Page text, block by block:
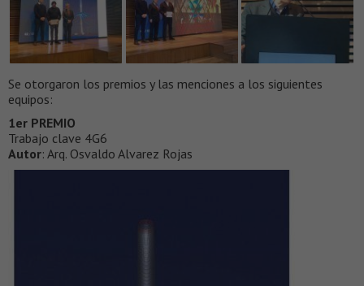
Se otorgaron los premios y las menciones a los siguientes
equipos:
1er PREMIO
Trabajo clave 4G6
Autor: Arq. Osvaldo Alvarez Rojas